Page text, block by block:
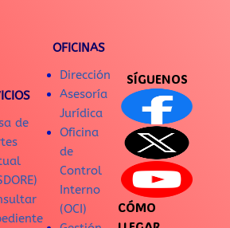
de
OFICINAS
Dirección
Asesoría
Jurídica
Oficina
de
Control
Interno
(OCI)
SÍGUENOS
CÓMO